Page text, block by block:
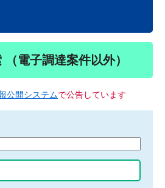
電子調達案件以外）
公開システムで公告しています